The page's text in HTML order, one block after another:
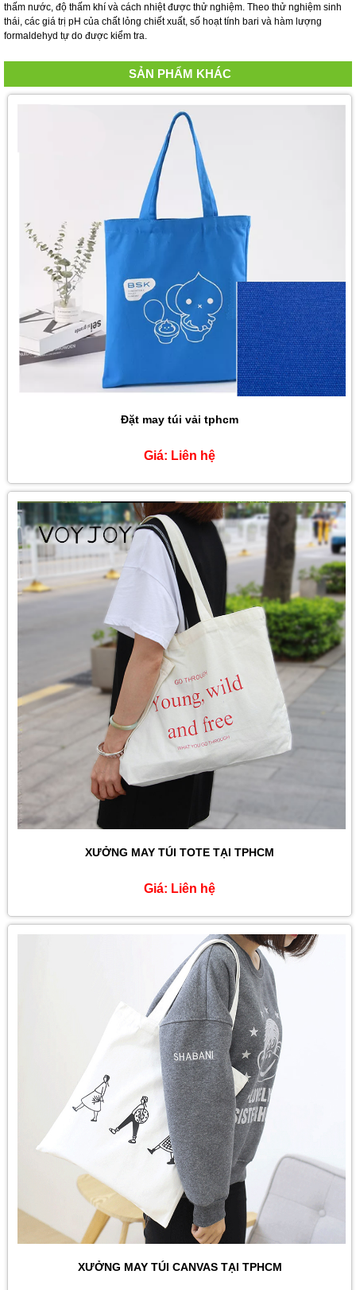
thấm nước, độ thấm khí và cách nhiệt được thử nghiệm. Theo thử nghiệm sinh
thái, các giá trị pH của chất lỏng chiết xuất, số hoạt tính bari và hàm lượng
formaldehyd tự do được kiểm tra.
SẢN PHẨM KHÁC
Đặt may túi vải tphcm
Giá: Liên hệ
XƯỞNG MAY TÚI TOTE TẠI TPHCM
Giá: Liên hệ
XƯỞNG MAY TÚI CANVAS TẠI TPHCM